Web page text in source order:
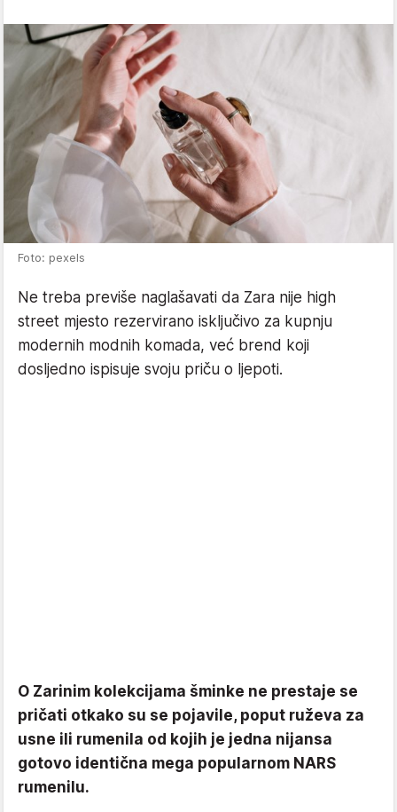
Foto: pexels
Ne treba previše naglašavati da Zara nije high
street mjesto rezervirano isključivo za kupnju
modernih modnih komada, već brend koji
dosljedno ispisuje svoju priču o ljepoti.
O Zarinim kolekcijama šminke ne prestaje se
pričati otkako su se pojavile, poput ruževa za
usne ili rumenila od kojih je jedna nijansa
gotovo identična mega popularnom NARS
rumenilu.